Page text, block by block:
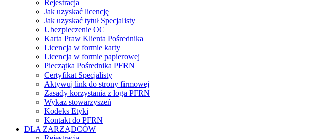
Rejestracja
Jak uzyskać licencję
Jak uzyskać tytuł Specjalisty
Ubezpieczenie OC
Karta Praw Klienta Pośrednika
Licencja w formie karty
Licencja w formie papierowej
Pieczątka Pośrednika PFRN
Certyfikat Specjalisty
Aktywuj link do strony firmowej
Zasady korzystania z loga PFRN
Wykaz stowarzyszeń
Kodeks Etyki
Kontakt do PFRN
DLA ZARZĄDCÓW